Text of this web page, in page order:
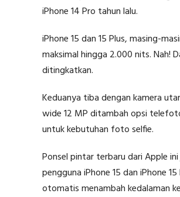
iPhone 14 Pro tahun lalu.
iPhone 15 dan 15 Plus, masing-
maksimal hingga 2.000 nits. Nah!
ditingkatkan.
Keduanya tiba dengan kamera
wide 12 MP ditambah opsi
untuk kebutuhan foto selfie.
Ponsel pintar terbaru dari Apple
pengguna iPhone 15 dan iPhone
otomatis menambah kedalaman